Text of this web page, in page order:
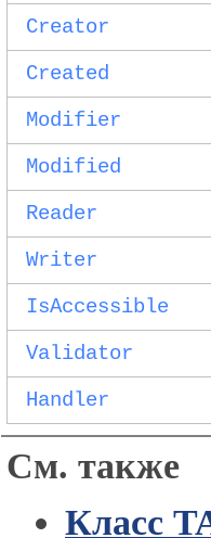
Creator
Created
Modifier
Modified
Reader
Writer
IsAccessible
Validator
Handler
См. также
Класс